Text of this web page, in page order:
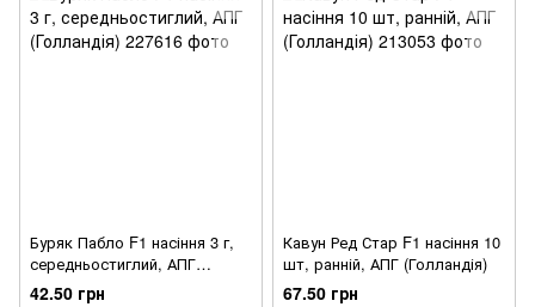
Буряк Пабло F1 насіння 3 г,
середньостиглий, АПГ
(Голландія)
42.50 грн
Кавун Ред Стар F1 насіння 10
шт, ранній, АПГ (Голландія)
67.50 грн